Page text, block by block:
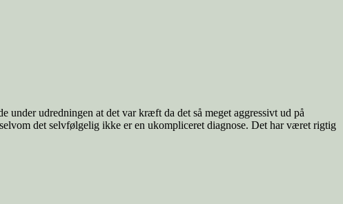
udredningen at det var kræft da det så meget aggressivt ud på
det selvfølgelig ikke er en ukompliceret diagnose. Det har været rigtig